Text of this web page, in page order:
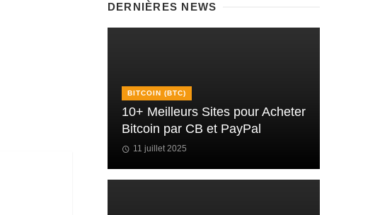
DERNIÈRES NEWS
BITCOIN (BTC)
10+ Meilleurs Sites pour Acheter
Bitcoin par CB et PayPal
11 juillet 2025